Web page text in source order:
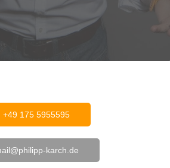
+49 175 5955595
karch.de